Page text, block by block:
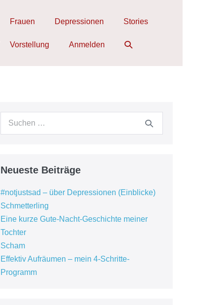
Frauen Depressionen Stories
Vorstellung Anmelden
Suche-
Suchen
Neueste Beiträge
#notjustsad – über Depressionen (Einblicke)
Schmetterling
Eine kurze Gute-Nacht-Geschichte meiner
Tochter
Scham
Effektiv Aufräumen – mein 4-Schritte-
Programm